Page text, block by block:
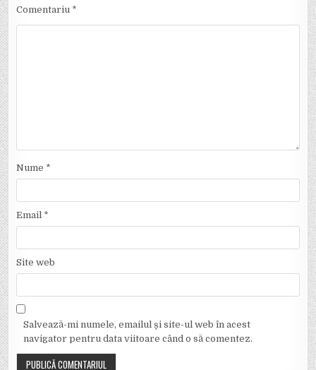
Comentariu *
Nume *
Email *
Site web
Salvează-mi numele, emailul și site-ul web în acest
navigator pentru data viitoare când o să comentez.